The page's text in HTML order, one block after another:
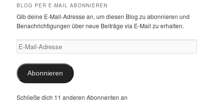
BLOG PER E-MAIL ABONNIEREN
Gib deine E-Mail-Adresse an, um diesen Blog zu abonnieren und
Benachrichtigungen über neue Beiträge via E-Mail zu erhalten.
E-
Mail-
Adresse
Abonnieren
Schließe dich 11 anderen Abonnenten an